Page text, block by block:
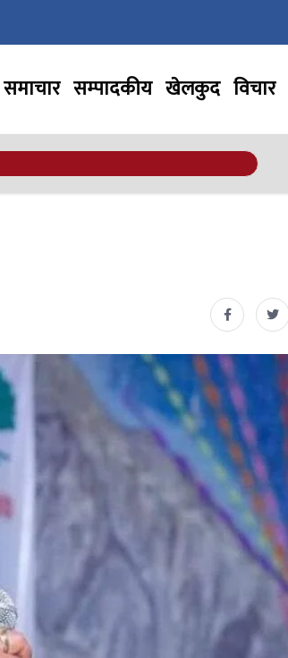
समाचार सम्पादकीय खेलकुद विचार